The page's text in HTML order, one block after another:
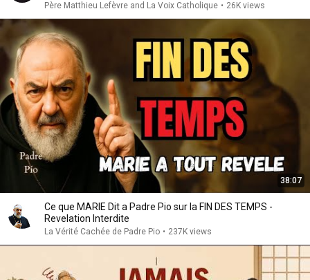
Père Matthieu Lefèvre and La Voix Catholique • 26K views
38:07
Ce que MARIE Dit a Padre Pio sur la FIN DES TEMPS -
Revelation Interdite
La Vérité Cachée de Padre Pio • 237K views